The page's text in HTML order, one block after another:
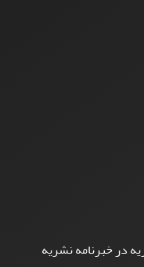
در خبرنامه نشریه